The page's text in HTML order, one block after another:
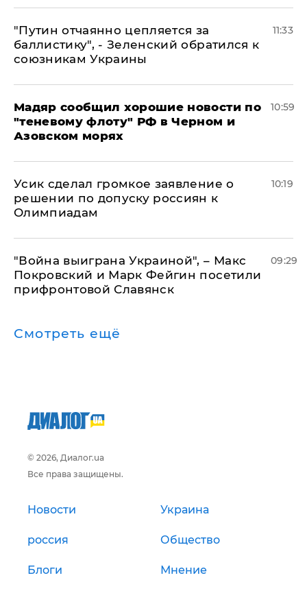
"Путин отчаянно цепляется за
баллистику", - Зеленский обратился к
союзникам Украины
11:33
Мадяр сообщил хорошие новости по
"теневому флоту" РФ в Черном и
Азовском морях
10:59
Усик сделал громкое заявление о
решении по допуску россиян к
Олимпиадам
10:19
"Война выиграна Украиной", – Макс
Покровский и Марк Фейгин посетили
прифронтовой Славянск
09:29
Смотреть ещё
© 2026, Диалог.ua
Все права защищены.
Новости Украина
россия Общество
Блоги Мнение